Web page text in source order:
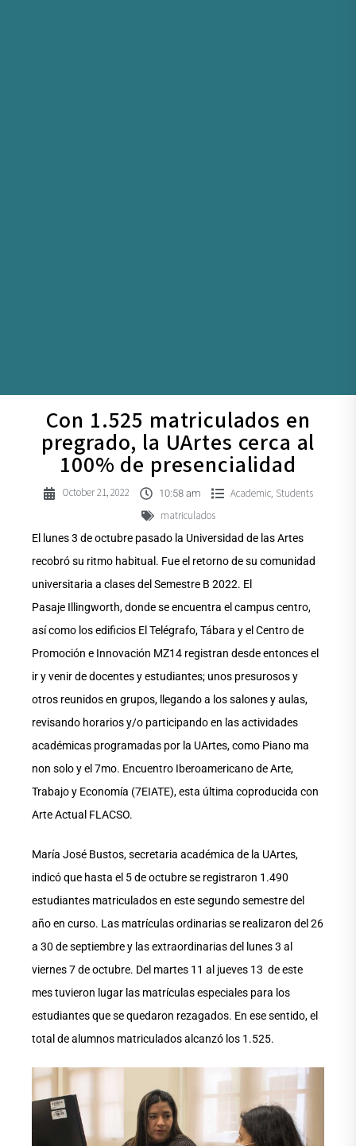
Con 1.525 matriculados en
pregrado, la UArtes cerca al
100% de presencialidad
October 21, 2022 10:58 am Academic Students
matriculados
El lunes 3 de octubre pasado la Universidad de las Artes
recobró su ritmo habitual. Fue el retorno de su comunidad
universitaria a clases del Semestre B 2022. El
Pasaje Illingworth, donde se encuentra el campus centro,
así como los edificios El Telégrafo, Tábara y el Centro de
Promoción e Innovación MZ14 registran desde entonces el
ir y venir de docentes y estudiantes; unos presurosos y
otros reunidos en grupos, llegando a los salones y aulas,
revisando horarios y/o participando en las actividades
académicas programadas por la UArtes, como Piano ma
non solo y el 7mo. Encuentro Iberoamericano de Arte,
Trabajo y Economía (7EIATE), esta última coproducida con
Arte Actual FLACSO.
María José Bustos, secretaria académica de la UArtes,
indicó que hasta el 5 de octubre se registraron 1.490
estudiantes matriculados en este segundo semestre del
año en curso. Las matrículas ordinarias se realizaron del 26
a 30 de septiembre y las extraordinarias del lunes 3 al
viernes 7 de octubre. Del martes 11 al jueves 13 de este
mes tuvieron lugar las matrículas especiales para los
estudiantes que se quedaron rezagados. En ese sentido, el
total de alumnos matriculados alcanzó los 1.525.